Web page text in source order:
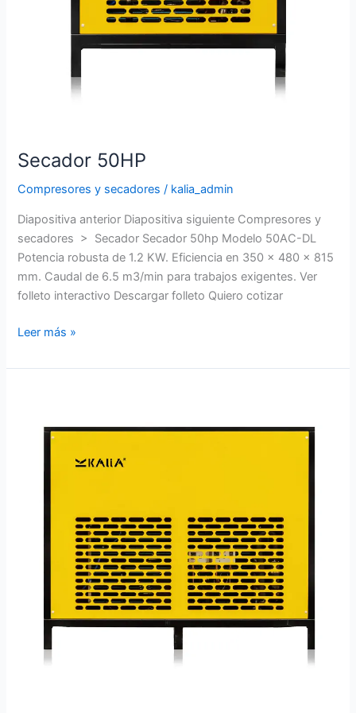
Secador 50HP
Compresores y secadores / kalia_admin
Diapositiva anterior Diapositiva siguiente Compresores y
secadores > Secador Secador 50hp Modelo 50AC-DL
Potencia robusta de 1.2 KW. Eficiencia en 350 x 480 x 815
mm. Caudal de 6.5 m3/min para trabajos exigentes. Ver
folleto interactivo Descargar folleto Quiero cotizar
Leer más »